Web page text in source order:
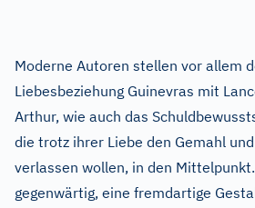
Moderne Autoren stellen vor allem
Liebesbeziehung Guinevras mit
Arthur, wie auch das
die trotz ihrer Liebe den Gemahl
verlassen wollen, in den
gegenwärtig, eine fremdartige